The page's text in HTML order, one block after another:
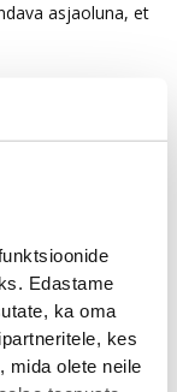
Edastame
ka oma
kes
mida olete neile
asjaoluna, et
Riigikohtu